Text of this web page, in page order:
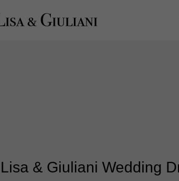
Lisa & Giuliani Wedding